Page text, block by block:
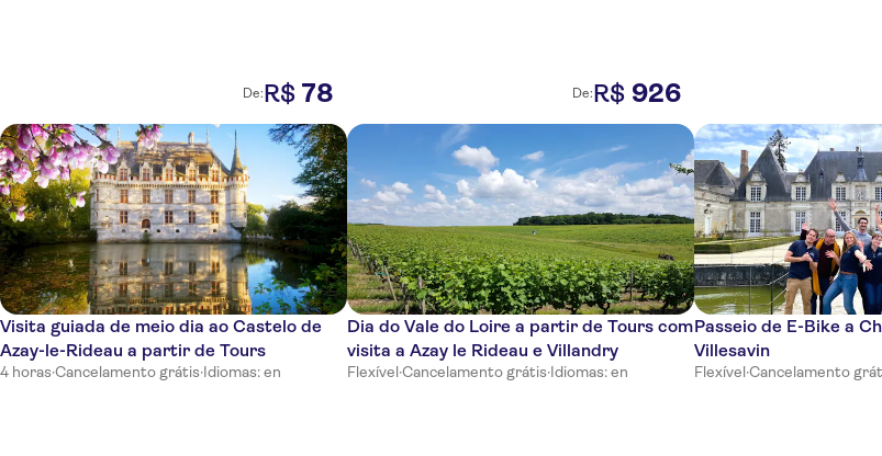
De:R$ 78 De:R$ 926
Visita guiada de meio dia ao Castelo de
Azay-le-Rideau a partir de Tours
4 horas·Cancelamento grátis·Idiomas: en
Dia do Vale do Loire a partir de Tours com
visita a Azay le Rideau e Villandry
Flexível·Cancelamento grátis·Idiomas: en
Passeio de E-Bike a
Villesavin
Flexível·Cancelamento